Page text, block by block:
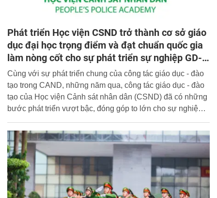
Phát triển Học viện CSND trở thành cơ sở giáo
dục đại học trọng điểm và đạt chuẩn quốc gia
làm nòng cốt cho sự phát triển sự nghiệp GD-
ĐT trong CAND
Cùng với sự phát triển chung của công tác giáo dục - đào
tạo trong CAND, những năm qua, công tác giáo dục - đào
tạo của Học viện Cảnh sát nhân dân (CSND) đã có những
bước phát triển vượt bậc, đóng góp to lớn cho sự nghiệp